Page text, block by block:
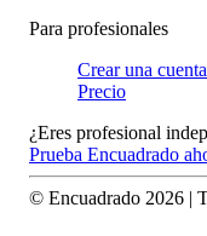
Para profesionales
Crear una cuenta
Precio
¿Eres profesional
Prueba Encuadrado
© Encuadrado 2026 |